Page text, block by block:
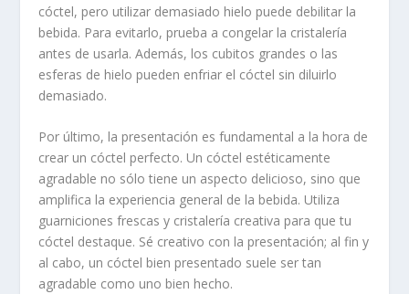
cóctel, pero utilizar demasiado hielo puede debilitar la
bebida. Para evitarlo, prueba a congelar la cristalería
antes de usarla. Además, los cubitos grandes o las
esferas de hielo pueden enfriar el cóctel sin diluirlo
demasiado.
Por último, la presentación es fundamental a la hora de
crear un cóctel perfecto. Un cóctel estéticamente
agradable no sólo tiene un aspecto delicioso, sino que
amplifica la experiencia general de la bebida. Utiliza
guarniciones frescas y cristalería creativa para que tu
cóctel destaque. Sé creativo con la presentación; al fin y
al cabo, un cóctel bien presentado suele ser tan
agradable como uno bien hecho.